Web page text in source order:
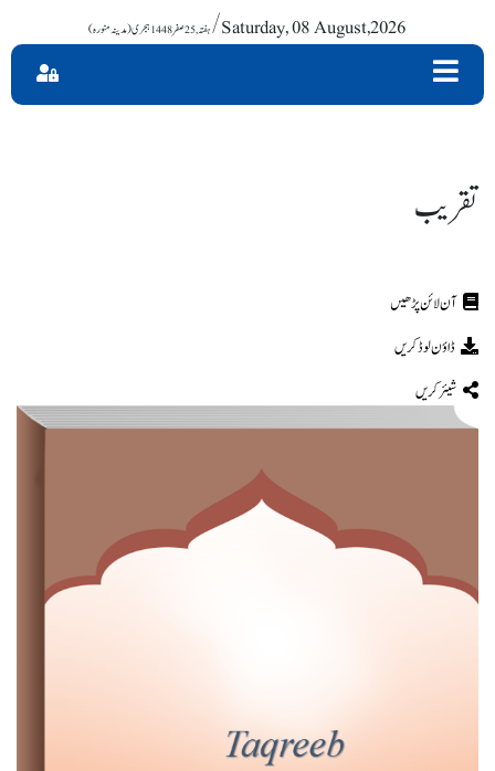
/ Saturday, 08 August,2026
تقریب
ڈاؤن لوڈ کریں
شیئر کریں